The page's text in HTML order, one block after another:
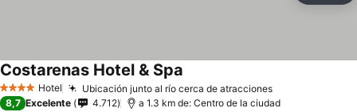
4 EstrellasHotel Ubicación junto al río cerca de atraccionesVer precios
Costarenas Hotel & Spa
8,7 Excelente 4.712 a 1.3 km de: Centro de la ciudad